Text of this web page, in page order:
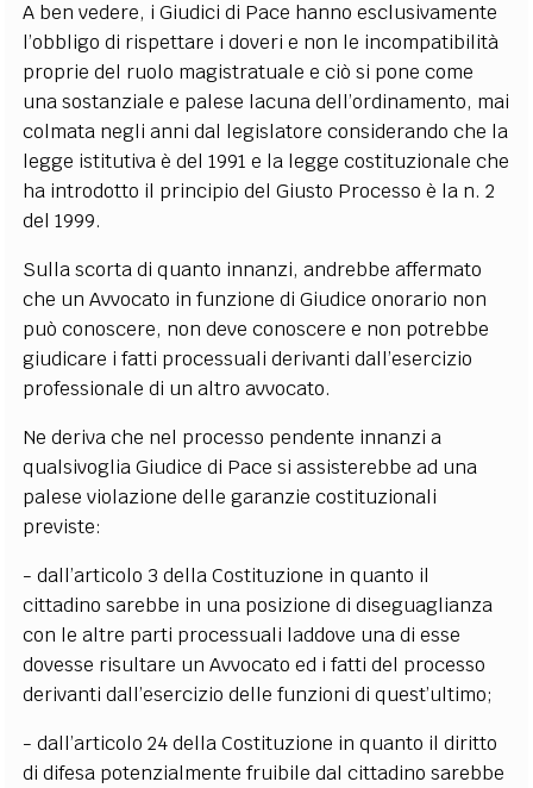
A ben vedere, i Giudici di Pace hanno esclusivamente
l’obbligo di rispettare i doveri e non le incompatibilità
proprie del ruolo magistratuale e ciò si pone come
una sostanziale e palese lacuna dell’ordinamento, mai
colmata negli anni dal legislatore considerando che la
legge istitutiva è del 1991 e la legge costituzionale che
ha introdotto il principio del Giusto Processo è la n. 2
del 1999.
Sulla scorta di quanto innanzi, andrebbe affermato
che un Avvocato in funzione di Giudice onorario non
può conoscere, non deve conoscere e non potrebbe
giudicare i fatti processuali derivanti dall’esercizio
professionale di un altro avvocato.
Ne deriva che nel processo pendente innanzi a
qualsivoglia Giudice di Pace si assisterebbe ad una
palese violazione delle garanzie costituzionali
previste:
- dall’articolo 3 della Costituzione in quanto il
cittadino sarebbe in una posizione di diseguaglianza
con le altre parti processuali laddove una di esse
dovesse risultare un Avvocato ed i fatti del processo
derivanti dall’esercizio delle funzioni di quest’ultimo;
- dall’articolo 24 della Costituzione in quanto il diritto
di difesa potenzialmente fruibile dal cittadino sarebbe